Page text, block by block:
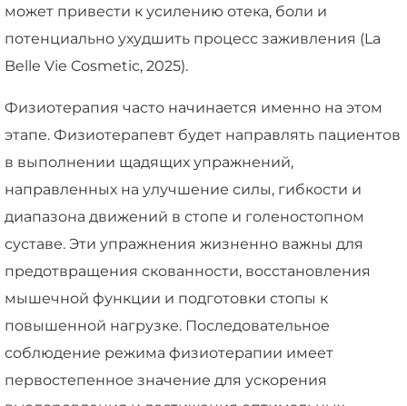
может привести к усилению отека, боли и
потенциально ухудшить процесс заживления (La
Belle Vie Cosmetic, 2025).
Физиотерапия часто начинается именно на этом
этапе. Физиотерапевт будет направлять пациентов
в выполнении щадящих упражнений,
направленных на улучшение силы, гибкости и
диапазона движений в стопе и голеностопном
суставе. Эти упражнения жизненно важны для
предотвращения скованности, восстановления
мышечной функции и подготовки стопы к
повышенной нагрузке. Последовательное
соблюдение режима физиотерапии имеет
первостепенное значение для ускорения